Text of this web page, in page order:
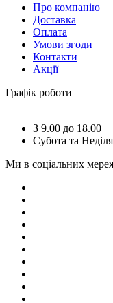
Про компанію
Доставка
Оплата
Умови згоди
Контакти
Акції
Графік роботи
З 9.00 до 18.00
Субота та
Ми в соціальних